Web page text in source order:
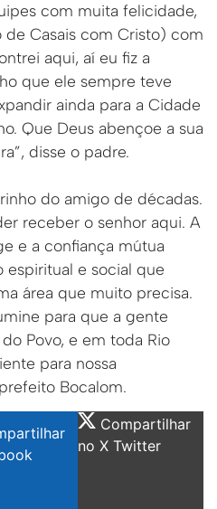
com muita felicidade,
Casais com Cristo) com
aqui, aí eu fiz a
que ele sempre teve
ainda para a Cidade
Que Deus abençoe a sua
disse o padre.
do amigo de décadas.
receber o senhor aqui. A
e a confiança mútua
espiritual e social que
área que muito precisa.
para que a gente
Povo, e em toda Rio
para nossa
Bocalom.
Compartilhar
no X Twitter